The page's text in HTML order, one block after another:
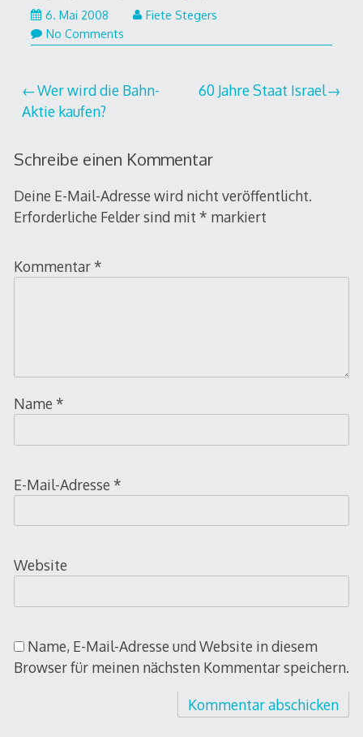
6. Mai 200827.
Juni
Fiete Stegers
No Comments
Beitragsnavigation
Wer wird die Bahn-
Aktie kaufen?
60 Jahre Staat Israel
Schreibe einen Kommentar
Deine E-Mail-Adresse wird nicht veröffentlicht.
Erforderliche Felder sind mit * markiert
Kommentar *
Name *
E-Mail-Adresse *
Website
Name, E-Mail-Adresse und Website in diesem
Browser für meinen nächsten Kommentar speichern.